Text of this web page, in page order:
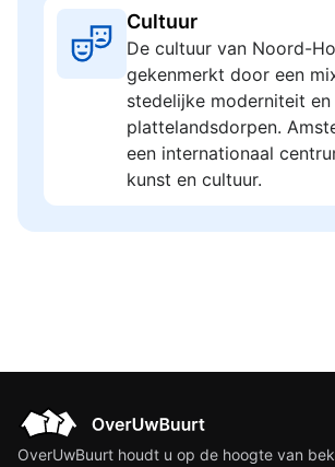
Cultuur
De cultuur van Noord-
gekenmerkt door een
stedelijke moderniteit
plattelandsdorpen.
een internationaal
kunst en cultuur.
OverUwBuurt houdt u op de hoogte van